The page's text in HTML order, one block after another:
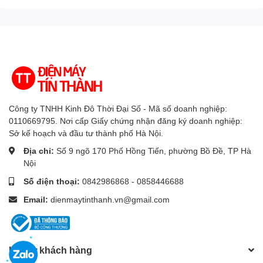
khác
Companion (VAC), Quick
Remote sử dụng điện thoại như
điều khiển từ xa
Cổng kết nối
Kết nối Internet Wi-Fi, cổng mạng LAN
Kết nối không dây
USB
Công ty TNHH Kinh Đô Thời Đại Số - Mã số doanh nghiệp:
0110669795. Nơi cấp Giấy chứng nhận đăng ký doanh nghiệp:
Sở kế hoạch và đầu tư thành phố Hà Nội.
Địa chỉ: Số 9 ngõ 170 Phố Hồng Tiến, phường Bồ Đề, TP Hà
Nội
Số điện thoại: 0842986868 - 0858446688
Email: dienmaytinthanh.vn@gmail.com
Hỗ trợ khách hàng